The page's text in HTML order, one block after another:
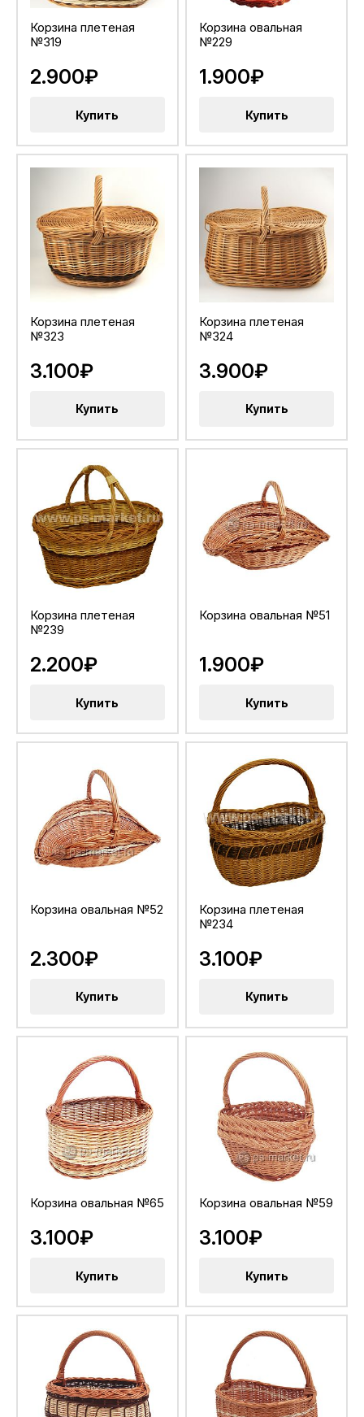
Корзина плетеная
№319
2.900₽
Купить
Корзина овальная
№229
1.900₽
Купить
Корзина плетеная
№323
3.100₽
Купить
Корзина плетеная
№324
3.900₽
Купить
Корзина плетеная
№239
2.200₽
Купить
Корзина овальная №51
1.900₽
Купить
Корзина овальная №52
2.300₽
Купить
Корзина плетеная
№234
3.100₽
Купить
Корзина овальная №65
3.100₽
Купить
Корзина овальная №59
3.100₽
Купить